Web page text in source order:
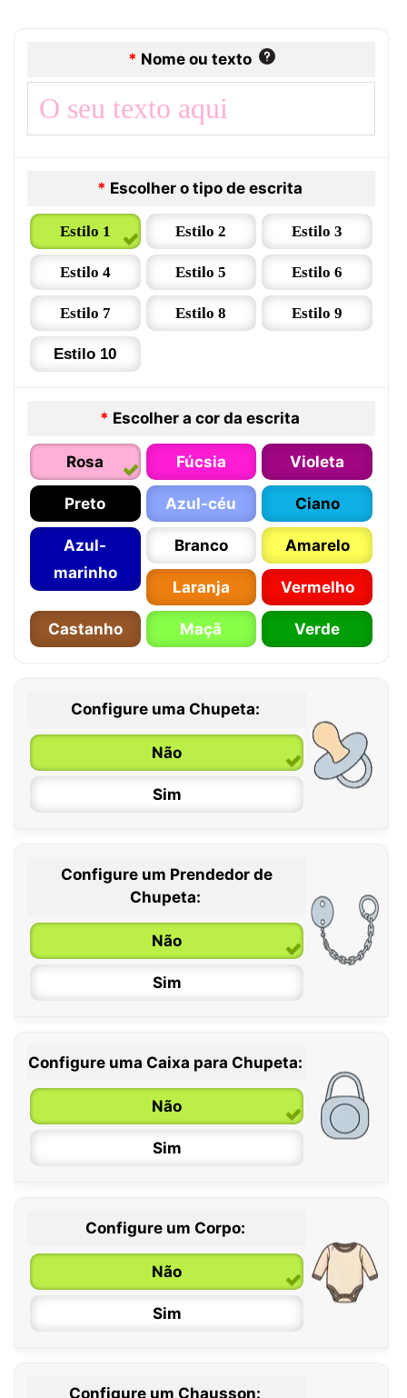
* Nome ou texto
* Escolher o tipo de escrita
Estilo 1 Estilo 2 Estilo 3
Estilo 4 Estilo 5 Estilo 6
Estilo 7 Estilo 8 Estilo 9
Estilo 10
* Escolher a cor da escrita
Rosa Fúcsia Violeta
Preto Azul-céu Ciano
Azul-
marinho
Branco Amarelo
Laranja Vermelho
Castanho Maçã Verde
Configure uma Chupeta:
Não
Sim
0 / 6 meses
6 / 36 meses
Configure um Prendedor de
Chupeta:
Não
Sim
Configure uma Caixa para Chupeta:
Não
Sim
Configure um Corpo:
Não
Sim
Configure um Chausson: